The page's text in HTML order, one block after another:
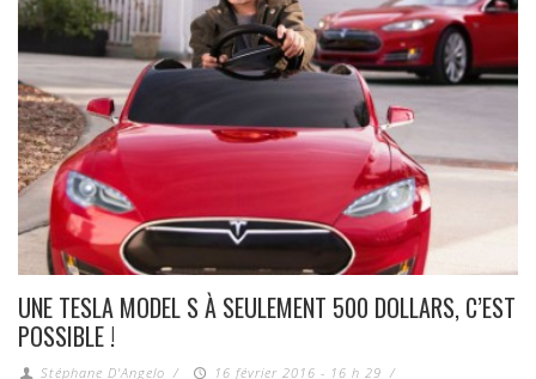
UNE TESLA MODEL S À SEULEMENT 500 DOLLARS, C’EST
POSSIBLE !
Stéphane D'Angelo / 16 février 2016 - 16 h 29 /